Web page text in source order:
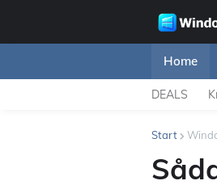
Home
DEALS
Start